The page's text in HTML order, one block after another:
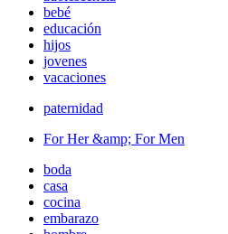
bebé
educación
hijos
jovenes
vacaciones
paternidad
For Her &amp; For Men
boda
casa
cocina
embarazo